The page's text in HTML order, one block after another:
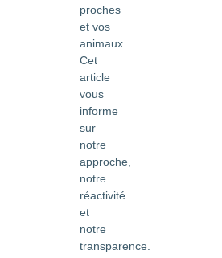
proches
et vos
animaux.
Cet
article
vous
informe
sur
notre
approche,
notre
réactivité
et
notre
transparence.